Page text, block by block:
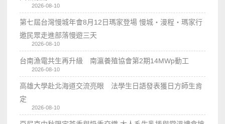
2026-08-10
第七屆台灣慢城年會8月12日瑪家登場 慢城・漫程・瑪家行
邀民眾走進部落慢遊三天
2026-08-10
台南漁電共生再升級 南瀛養殖協會第2期14MWp動工
2026-08-10
高雄大學赴北海道交流亮眼 法學生日語發表獲日方師生肯
定
2026-08-10